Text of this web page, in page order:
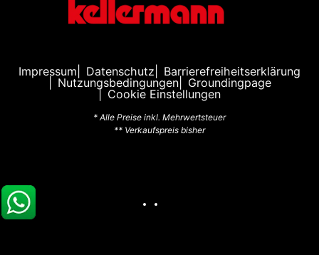
Impressum Datenschutz
Barrierefreiheitserklärung
Nutzungsbedingungen
Groundingpage
Cookie Einstellungen
* Alle Preise inkl. Mehrwertsteuer
** Verkaufspreis bisher